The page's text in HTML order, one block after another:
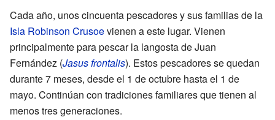
Cada año, unos cincuenta pescadores y sus familias de la
Isla Robinson Crusoevienen a este lugar. Vienen
principalmente para pescar la langosta de Juan
Fernández (Jasus frontalis). Estos pescadores se quedan
durante 7 meses, desde el 1 de octubre hasta el 1 de
mayo. Continúan con tradiciones familiares que tienen al
menos tres generaciones.